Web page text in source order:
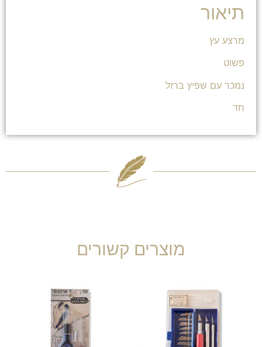
תיאור
מרצע עץ
פשוט
נמכר עם שפיץ ברזל
חד
מוצרים קשורים